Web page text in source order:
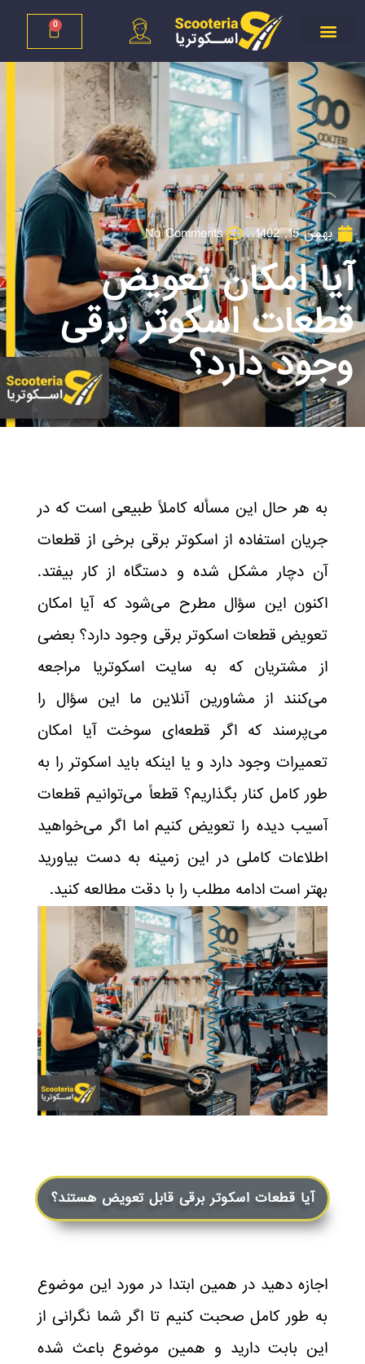
0
بهمن 15, 1402 No Comments
آیا امکان تعویض
قطعات اسکوتر برقی
وجود دارد؟
به هر حال این مسأله کاملاً طبیعی است که در
جریان استفاده از اسکوتر برقی برخی از قطعات
آن دچار مشکل شده و دستگاه از کار بیفتد.
اکنون این سؤال مطرح می‌شود که آیا امکان
تعویض قطعات اسکوتر برقی وجود دارد؟ بعضی
از مشتریان که به سایت اسکوتریا مراجعه
می‌کنند از مشاورین آنلاین ما این سؤال را
می‌پرسند که اگر قطعه‌ای سوخت آیا امکان
تعمیرات وجود دارد و یا اینکه باید اسکوتر را به
طور کامل کنار بگذاریم؟ قطعاً می‌توانیم قطعات
آسیب دیده را تعویض کنیم اما اگر می‌خواهید
اطلاعات کاملی در این زمینه به دست بیاورید
بهتر است ادامه مطلب را با دقت مطالعه کنید.
آیا قطعات اسکوتر برقی قابل تعویض هستند؟
اجازه دهید در همین ابتدا در مورد این موضوع
به طور کامل صحبت کنیم تا اگر شما نگرانی از
این بابت دارید و همین موضوع باعث شده